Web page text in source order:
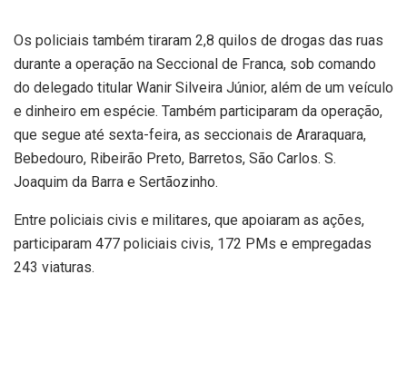
Os policiais também tiraram 2,8 quilos de drogas das ruas
durante a operação na Seccional de Franca, sob comando
do delegado titular Wanir Silveira Júnior, além de um veículo
e dinheiro em espécie. Também participaram da operação,
que segue até sexta-feira, as seccionais de Araraquara,
Bebedouro, Ribeirão Preto, Barretos, São Carlos. S.
Joaquim da Barra e Sertãozinho.
Entre policiais civis e militares, que apoiaram as ações,
participaram 477 policiais civis, 172 PMs e empregadas
243 viaturas.